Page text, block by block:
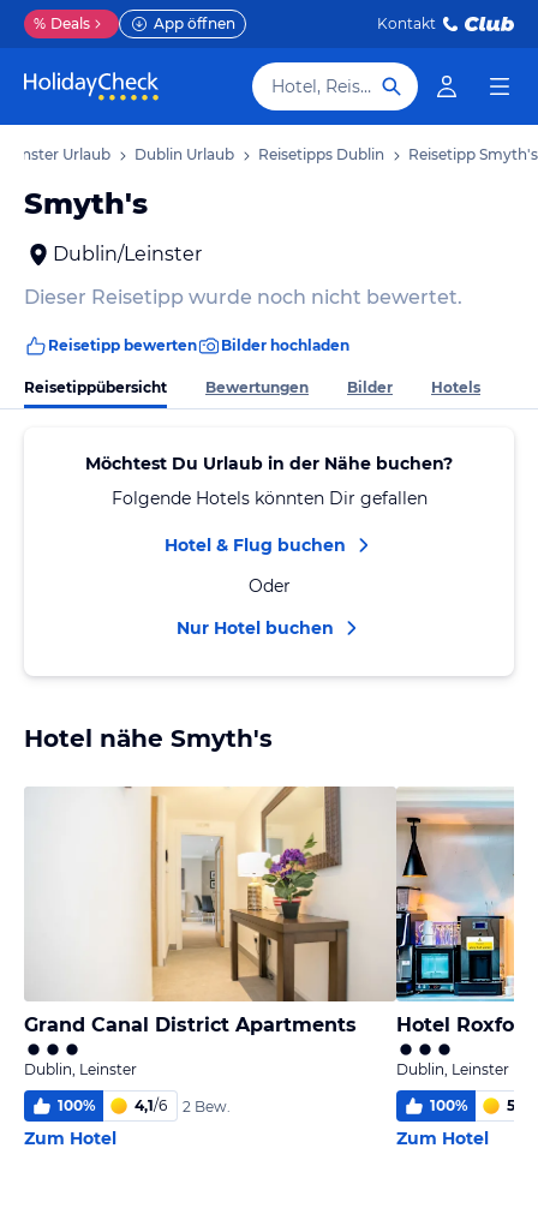
% Deals App öffnen Kontakt
Hotel, Reiseziel
Leinster Urlaub Dublin Urlaub Reisetipps Dublin Reisetipp Smyth's
Smyth's
Dublin/Leinster
Dieser Reisetipp wurde noch nicht bewertet.
Reisetipp bewerten Bilder hochladen
Reisetippübersicht Bewertungen Bilder Hotels
Möchtest Du Urlaub in der Nähe buchen?
Folgende Hotels könnten Dir gefallen
Hotel & Flug buchen
Oder
Nur Hotel buchen
Hotel nähe Smyth's
Grand Canal District Apartments
Dublin, Leinster
100% 4,1/6 2 Bew.
Zum Hotel
Hotel
Dublin, Leinster
100% 5,9
Zum Hotel